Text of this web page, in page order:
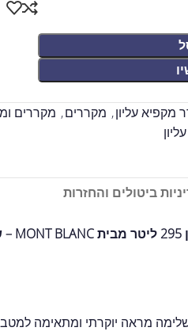
מקפיא עליון, מקררים, מקררים
ביטולים והחזרות
מראה יוקרתי ומתאימה